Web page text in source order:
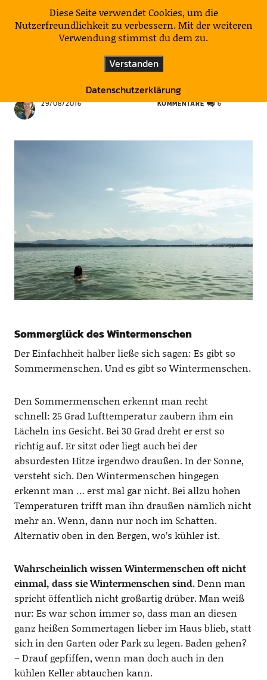
KulturNatur
29/08/2016 KOMMENTARE 6
Sommerglück des Wintermenschen
Der Einfachheit halber ließe sich sagen: Es gibt so
Sommermenschen. Und es gibt so Wintermenschen.
Den Sommermenschen erkennt man recht
schnell: 25 Grad Lufttemperatur zaubern ihm ein
Lächeln ins Gesicht. Bei 30 Grad dreht er erst so
richtig auf. Er sitzt oder liegt auch bei der
absurdesten Hitze irgendwo draußen. In der Sonne,
versteht sich. Den Wintermenschen hingegen
erkennt man … erst mal gar nicht. Bei allzu hohen
Temperaturen trifft man ihn draußen nämlich nicht
mehr an. Wenn, dann nur noch im Schatten.
Alternativ oben in den Bergen, wo’s kühler ist.
Wahrscheinlich wissen Wintermenschen oft nicht
einmal, dass sie Wintermenschen sind.Denn man
spricht öffentlich nicht großartig drüber. Man weiß
nur: Es war schon immer so, dass man an diesen
ganz heißen Sommertagen lieber im Haus blieb, statt
sich in den Garten oder Park zu legen. Baden gehen?
– Drauf gepfiffen, wenn man doch auch in den
kühlen Keller abtauchen kann.
Diese Seite verwendet Cookies, um die
Nutzerfreundlichkeit zu verbessern. Mit der weiteren
Verwendung stimmst du dem zu.
Verstanden
Datenschutzerklärung